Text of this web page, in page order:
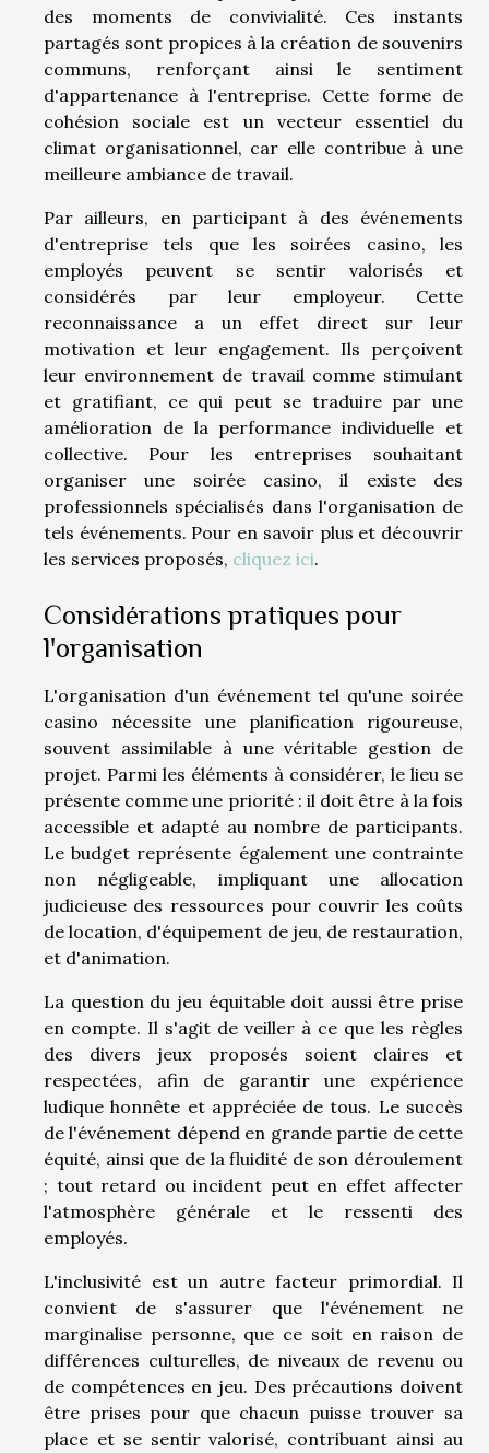
des moments de convivialité. Ces instants
partagés sont propices à la création de souvenirs
communs, renforçant ainsi le sentiment
d'appartenance à l'entreprise. Cette forme de
cohésion sociale est un vecteur essentiel du
climat organisationnel, car elle contribue à une
meilleure ambiance de travail.
Par ailleurs, en participant à des événements
d'entreprise tels que les soirées casino, les
employés peuvent se sentir valorisés et
considérés par leur employeur. Cette
reconnaissance a un effet direct sur leur
motivation et leur engagement. Ils perçoivent
leur environnement de travail comme stimulant
et gratifiant, ce qui peut se traduire par une
amélioration de la performance individuelle et
collective. Pour les entreprises souhaitant
organiser une soirée casino, il existe des
professionnels spécialisés dans l'organisation de
tels événements. Pour en savoir plus et découvrir
les services proposés, cliquez ici.
Considérations pratiques pour
l'organisation
L'organisation d'un événement tel qu'une soirée
casino nécessite une planification rigoureuse,
souvent assimilable à une véritable gestion de
projet. Parmi les éléments à considérer, le lieu se
présente comme une priorité : il doit être à la fois
accessible et adapté au nombre de participants.
Le budget représente également une contrainte
non négligeable, impliquant une allocation
judicieuse des ressources pour couvrir les coûts
de location, d'équipement de jeu, de restauration,
et d'animation.
La question du jeu équitable doit aussi être prise
en compte. Il s'agit de veiller à ce que les règles
des divers jeux proposés soient claires et
respectées, afin de garantir une expérience
ludique honnête et appréciée de tous. Le succès
de l'événement dépend en grande partie de cette
équité, ainsi que de la fluidité de son déroulement
; tout retard ou incident peut en effet affecter
l'atmosphère générale et le ressenti des
employés.
L'inclusivité est un autre facteur primordial. Il
convient de s'assurer que l'événement ne
marginalise personne, que ce soit en raison de
différences culturelles, de niveaux de revenu ou
de compétences en jeu. Des précautions doivent
être prises pour que chacun puisse trouver sa
place et se sentir valorisé, contribuant ainsi au